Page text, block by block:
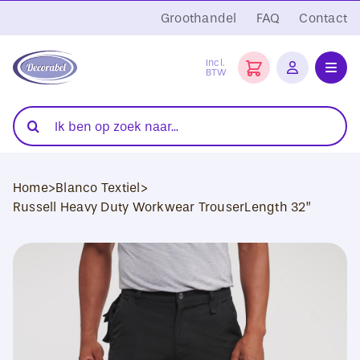
naar
inhoud
Groothandel FAQ Contact
Incl.
BTW
Folies
Transferpersen
Blanco Textiel
Hobby Artikelen
DTF Transfers
Zoeken
naar:
Home>Blanco Textiel>
Russell Heavy Duty Workwear TrouserLength 32”